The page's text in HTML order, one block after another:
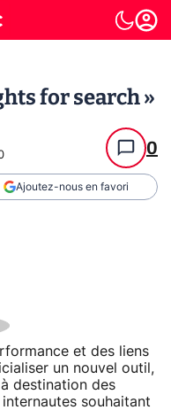
for search »
0
Ajoutez-nous en favori
et des liens
un nouvel outil,
à destination des
souhaitant